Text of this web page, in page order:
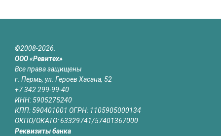
©2008-2026.
ООО «Ревитех»
Все права защищены
г. Пермь, ул. Героев Хасана, 52
+7 342 299-99-40
ИНН: 5905275240
КПП: 590401001 ОГРН: 1105905000134
ОКПО/ОКАТО: 63329741/57401367000
Реквизиты банка